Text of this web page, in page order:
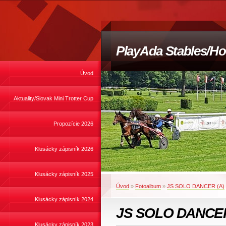
PlayAda Stables/
Úvod
Aktuality/Slovak Mini Trotter Cup
Propozície 2026
Klusácky zápisník 2026
Klusácky zápisník 2025
Klusácky zápisník 2024
Klusácky zápisník 2023
Úvod » Fotoalbum » JS SOLO DANCER (A)
JS SOLO